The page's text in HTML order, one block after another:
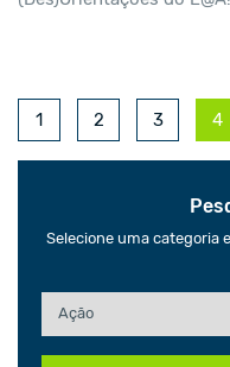
1 2 3 4
Selecione uma categoria